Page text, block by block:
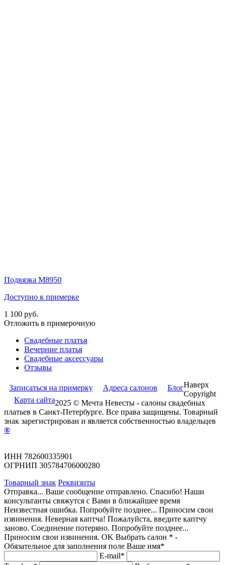
Подвязка M8950
Доступно к примерке
1 100 руб.
Отложить в примерочную
Свадебные платья
Вечерние платья
Cвадебные аксессуары
Отзывы
Записаться на примерку Адреса салонов
Блог
Карта сайта
Наверх
Copyright
2025 © Мечта Невесты - салоны свадебных
платьев в Санкт-Петербурге. Все права защищены. Товарный
знак зарегистрирован и является собственностью владельцев
®
ИНН 782600335901
ОГРНИП 305784706000280
Товарный знак Реквизиты
Отправка... Ваше сообщение отправлено. Спасибо! Наши
консультанты свяжутся с Вами в ближайшее время
Неизвестная ошибка. Попробуйте позднее... Приносим свои
извинения. Неверная каптча! Пожалуйста, введите каптчу
заново. Соединение потеряно. Попробуйте позднее...
Приносим свои извинения. OK Выбрать салон * -
Обязательное для заполнения поле Ваше имя*
E-mail*